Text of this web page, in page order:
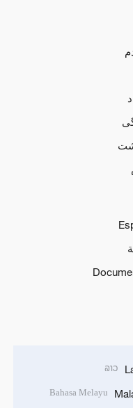
ລາວ
Bahasa Melayu